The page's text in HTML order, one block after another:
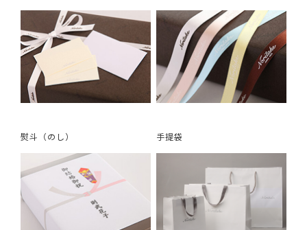
熨斗（のし） 手提袋